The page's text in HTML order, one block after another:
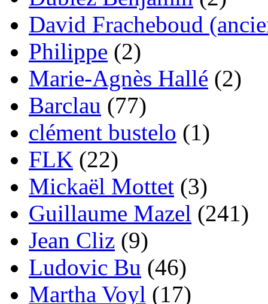
David Fracheboud
Philippe (2)
Marie-Agnès Hallé (2)
Barclau (77)
clément bustelo (1)
FLK (22)
Mickaël Mottet (3)
Guillaume Mazel (241)
Jean Cliz (9)
Ludovic Bu (46)
Martha Voyl (17)